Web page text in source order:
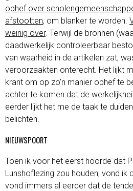
ophef over
afstootten, om blanker te worden.
weinig over. Terwijl de bronnen
daadwerkelijk controleerbaar
van waarheid in de artikelen zat,
veroorzaakten onterecht. Het lijkt
krant om op zo’n manier ophef te
achter te komen dat de
eerder lijkt het me de taak te
belichten.
NIEUWSPOORT
Toen ik voor het eerst hoorde dat
Lunshoflezing zou houden, vond ik
vond immers al eerder dat de